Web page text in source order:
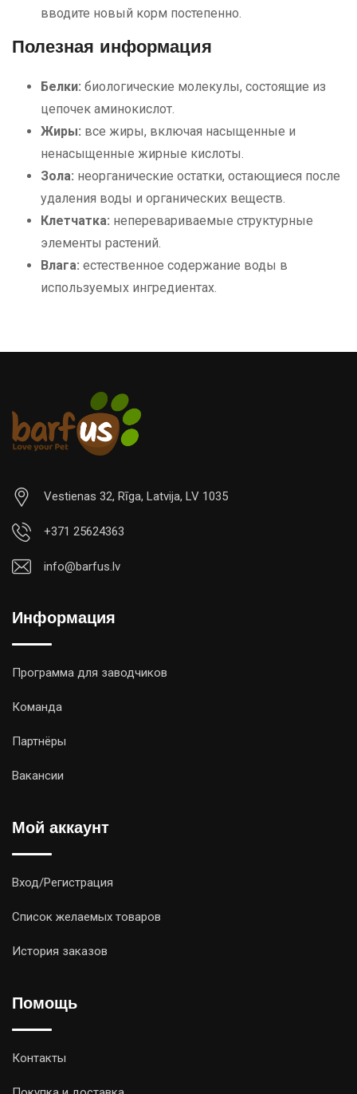
вводите новый корм постепенно.
Полезная информация
Белки: биологические молекулы, состоящие из
цепочек аминокислот.
Жиры: все жиры, включая насыщенные и
ненасыщенные жирные кислоты.
Зола: неорганические остатки, остающиеся после
удаления воды и органических веществ.
Клетчатка: неперевариваемые структурные
элементы растений.
Влага: естественное содержание воды в
используемых ингредиентах.
Vestienas 32, Rīga, Latvija, LV 1035
+371 25624363
info@barfus.lv
Информация
Программа для заводчиков
Команда
Партнёры
Вакансии
Мой аккаунт
Вход/Регистрация
Список желаемых товаров
История заказов
Помощь
Контакты